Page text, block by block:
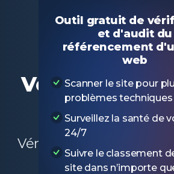
Principal
Outils SEO
Vérificateur d'âge de
Vérificateur
Vérifier quand un nom
spécifique a été
Outil gratuit de
et d'audit du
référencement
web
Scanner le site pour
problèmes techniques
Surveillez la santé de
24/7
Suivre le classement
site dans n’importe